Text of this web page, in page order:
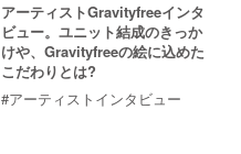
アーティストGravityfreeインタ
ビュー。ユニット結成のきっか
けや、Gravityfreeの絵に込めた
こだわりとは?
#アーティストインタビュー